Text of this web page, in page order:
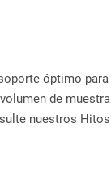
óptimo
de
nuestros